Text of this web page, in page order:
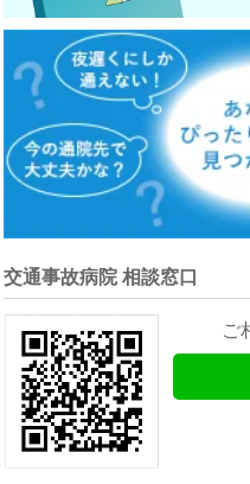
交通事故病院 相談窓口
ご